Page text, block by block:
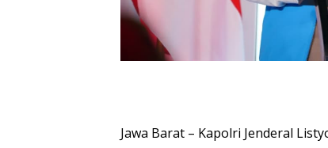
Jawa Barat – Kapolri Jenderal